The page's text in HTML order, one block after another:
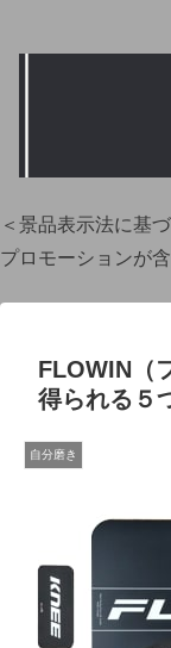
＜景品表示法に基
プロモーションが
FLOWIN（
得られる５
自分磨き